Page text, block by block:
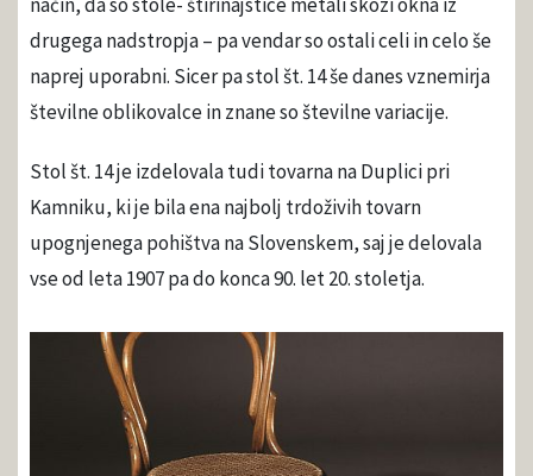
drugega nadstropja – pa vendar so ostali celi in celo še
naprej uporabni. Sicer pa stol št. 14 še danes vznemirja
številne oblikovalce in znane so številne variacije.
Stol št. 14 je izdelovala tudi tovarna na Duplici pri
Kamniku, ki je bila ena najbolj trdoživih tovarn
upognjenega pohištva na Slovenskem, saj je delovala
vse od leta 1907 pa do konca 90. let 20. stoletja.